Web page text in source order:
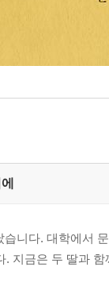
습니다. 대학에서
. 지금은 두 딸과